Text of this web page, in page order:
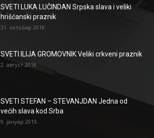
SVETI LUKA LUČINDAN Srpska slava i veliki
hrišćanski praznik
31. октобар 2018.
SVETI ILIJA GROMOVNIK Veliki crkveni praznik
2. август 2018.
SVETI STEFAN – STEVANJDAN Jedna od
većih slava kod Srba
9. јануар 2019.